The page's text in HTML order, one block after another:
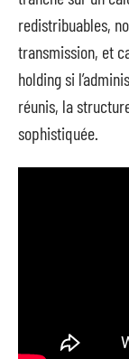
redistribuables,
transmission, et
holding si
réunis, la
sophistiquée.